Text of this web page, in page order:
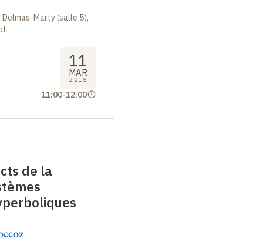
Marty (salle 5),
11
MAR
2015
11:00-12:00
de la